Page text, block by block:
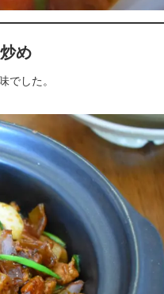
め
でした。